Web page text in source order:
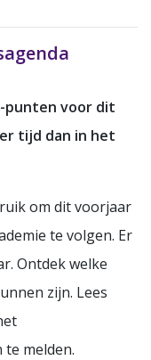
punten voor dit
tijd dan in het
om dit voorjaar
te volgen. Er
Ontdek welke
zijn. Lees
melden.